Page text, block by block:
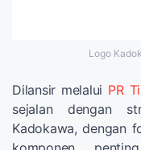
Logo
Dilansir melalui PR
sejalan dengan
Kadokawa, dengan